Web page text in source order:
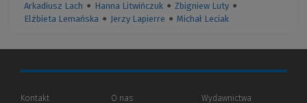
Arkadiusz Lach ● Hanna Litwińczuk ● Zbigniew Luty ●
Elżbieta Lemańska ● Jerzy Lapierre ● Michał Leciak
Kontakt
O nas
Wydawnictwa